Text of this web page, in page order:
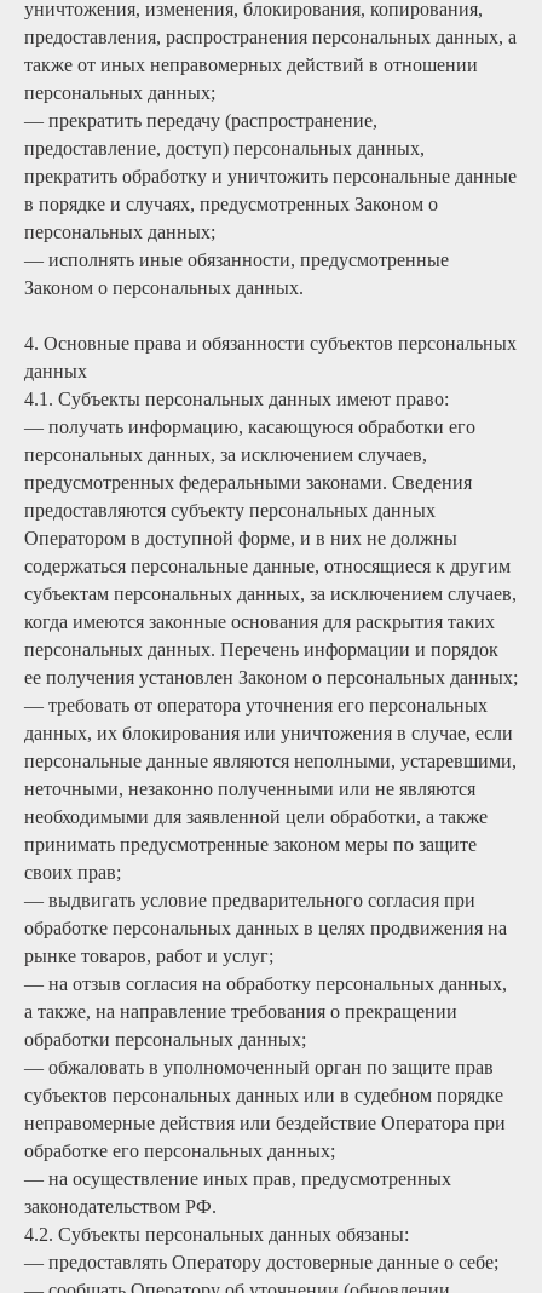
уничтожения, изменения, блокирования, копирования,
предоставления, распространения персональных данных, а
также от иных неправомерных действий в отношении
персональных данных;
— прекратить передачу (распространение,
предоставление, доступ) персональных данных,
прекратить обработку и уничтожить персональные данные
в порядке и случаях, предусмотренных Законом о
персональных данных;
— исполнять иные обязанности, предусмотренные
Законом о персональных данных.
4. Основные права и обязанности субъектов персональных
данных
4.1. Субъекты персональных данных имеют право:
— получать информацию, касающуюся обработки его
персональных данных, за исключением случаев,
предусмотренных федеральными законами. Сведения
предоставляются субъекту персональных данных
Оператором в доступной форме, и в них не должны
содержаться персональные данные, относящиеся к другим
субъектам персональных данных, за исключением случаев,
когда имеются законные основания для раскрытия таких
персональных данных. Перечень информации и порядок
ее получения установлен Законом о персональных данных;
— требовать от оператора уточнения его персональных
данных, их блокирования или уничтожения в случае, если
персональные данные являются неполными, устаревшими,
неточными, незаконно полученными или не являются
необходимыми для заявленной цели обработки, а также
принимать предусмотренные законом меры по защите
своих прав;
— выдвигать условие предварительного согласия при
обработке персональных данных в целях продвижения на
рынке товаров, работ и услуг;
— на отзыв согласия на обработку персональных данных,
а также, на направление требования о прекращении
обработки персональных данных;
— обжаловать в уполномоченный орган по защите прав
субъектов персональных данных или в судебном порядке
неправомерные действия или бездействие Оператора при
обработке его персональных данных;
— на осуществление иных прав, предусмотренных
законодательством РФ.
4.2. Субъекты персональных данных обязаны:
— предоставлять Оператору достоверные данные о себе;